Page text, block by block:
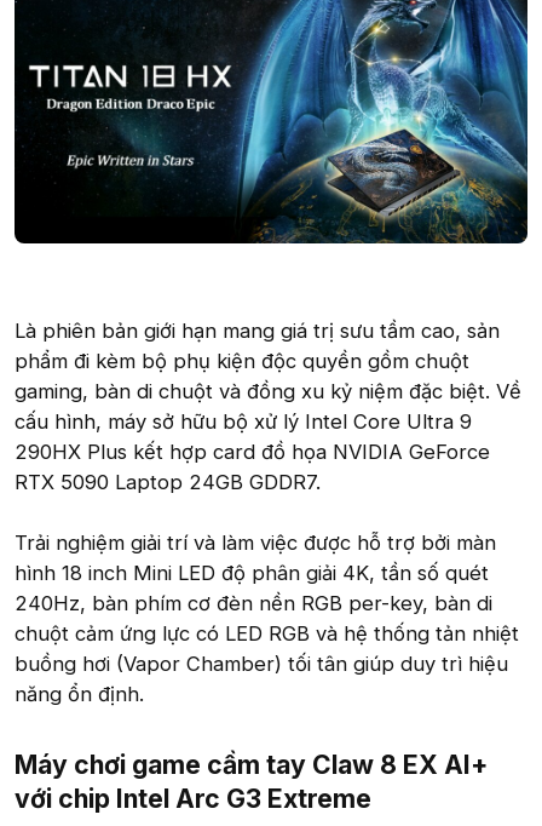
Là phiên bản giới hạn mang giá trị sưu tầm cao, sản
phẩm đi kèm bộ phụ kiện độc quyền gồm chuột
gaming, bàn di chuột và đồng xu kỷ niệm đặc biệt. Về
cấu hình, máy sở hữu bộ xử lý Intel Core Ultra 9
290HX Plus kết hợp card đồ họa NVIDIA GeForce
RTX 5090 Laptop 24GB GDDR7.
Trải nghiệm giải trí và làm việc được hỗ trợ bởi màn
hình 18 inch Mini LED độ phân giải 4K, tần số quét
240Hz, bàn phím cơ đèn nền RGB per-key, bàn di
chuột cảm ứng lực có LED RGB và hệ thống tản nhiệt
buồng hơi (Vapor Chamber) tối tân giúp duy trì hiệu
năng ổn định.
Máy chơi game cầm tay Claw 8 EX AI+
với chip Intel Arc G3 Extreme​